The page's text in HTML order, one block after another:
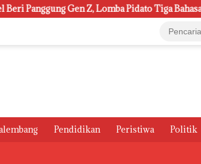
Gen Z, Lomba Pidato Tiga Bahasa dan
Pendidikan Peristiwa Politik